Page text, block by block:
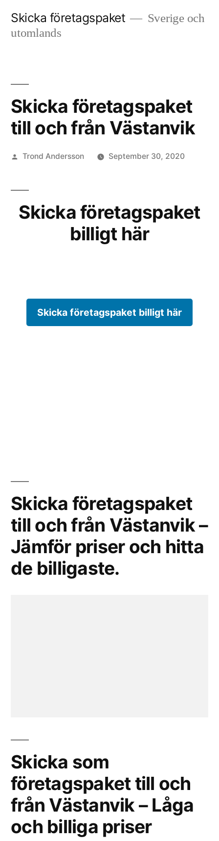
Skicka företagspaket
Sverige och
utomlands
Skicka företagspaket
till och från Västanvik
Posted
Trond Andersson September 30, 2020
Skicka företagspaket
billigt här
Skicka företagspaket billigt här
Skicka företagspaket
till och från Västanvik –
Jämför priser och hitta
de billigaste.
Skicka som
företagspaket till och
från Västanvik – Låga
och billiga priser